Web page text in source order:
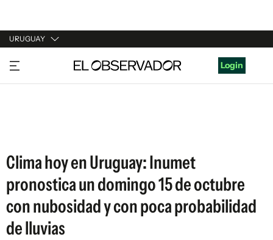
URUGUAY
URUGUAY
ARGENTINA
Login
Clima hoy en Uruguay: Inumet
pronostica un domingo 15 de octubre
con nubosidad y con poca probabilidad
de lluvias